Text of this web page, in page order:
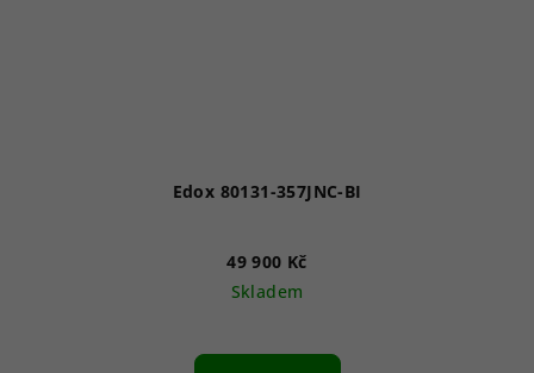
Edox 80131-357JNC-BI
49 900 Kč
Skladem